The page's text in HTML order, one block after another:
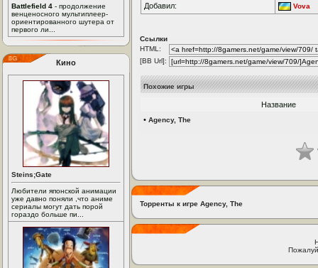
Battlefield 4 - продолжение
венценосного мультиплеер-
ориентированного шутера от
первого ли...
Кино
Steins;Gate
Любители японской анимации
уже давно поняли ,что аниме
сериалы могут дать порой
гораздо больше пи...
Добавил:
Vova
Ссылки
HTML:
[BB Url]:
Похожие игры
Название
• Agency, The
Торренты к игре Agency, The